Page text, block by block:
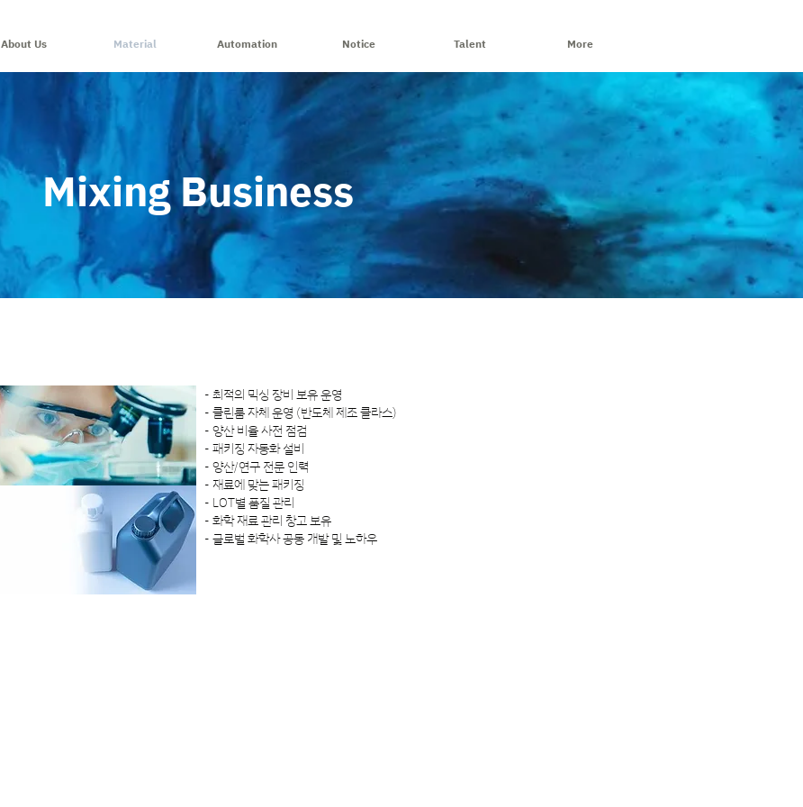
About Us Material Automation Notice Talent More
Mixing Business
​- 최적의 믹싱 장비 보유 운영
- 클린룸 자체 운영 (반도체 제조 클라스)
​- 양산 비율 사전 점검
- 패키징 자동화 설비
​- 양산/연구 전문 인력
- 재료에 맞는 패키징
- LOT별 품질 관리
- 화학 재료 관리 창고 보유
- 글로벌 화학사 공동 개발 및 노하우